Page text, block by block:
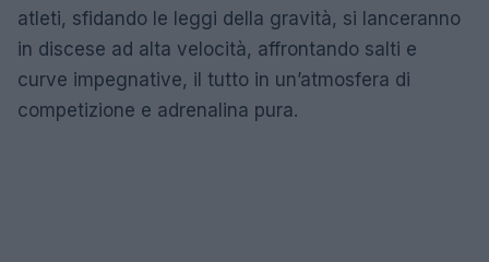
atleti, sfidando le leggi della gravità, si lanceranno
in discese ad alta velocità, affrontando salti e
curve impegnative, il tutto in un’atmosfera di
competizione e adrenalina pura.